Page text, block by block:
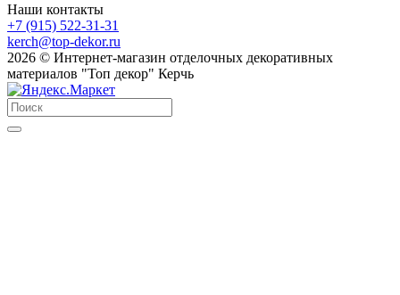
Наши контакты
+7 (915) 522-31-31
kerch@top-dekor.ru
2026 © Интернет-магазин отделочных декоративных
материалов "Топ декор" Керчь